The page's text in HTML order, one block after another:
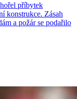
příbytek
konstrukce. Zásah
a požár se podařilo